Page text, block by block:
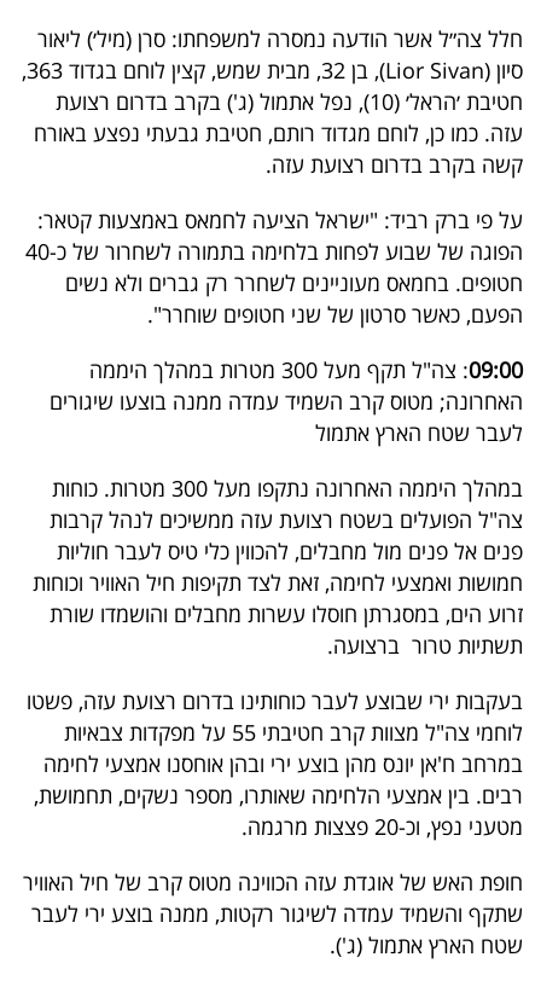
אחרינו:
חלל צה״ל אשר הודעה נמסרה למשפחתו: סרן (מיל׳) ליאור
סיון (Lior Sivan), בן 32, מבית שמש, קצין לוחם בגדוד 363,
חטיבת ׳הראל׳ (10), נפל אתמול (ג') בקרב בדרום רצועת
עזה. כמו כן, לוחם מגדוד רותם, חטיבת גבעתי נפצע באורח
קשה בקרב בדרום רצועת עזה.
על פי ברק רביד: "‏ישראל הציעה לחמאס באמצעות קטאר:
הפוגה של שבוע לפחות בלחימה בתמורה לשחרור של כ-40
חטופים. בחמאס מעוניינים לשחרר רק גברים ולא נשים
הפעם, כאשר סרטון של שני חטופים שוחרר".
09:00
: צה"ל תקף מעל 300 מטרות במהלך היממה
האחרונה; מטוס קרב השמיד עמדה ממנה בוצעו שיגורים
לעבר שטח הארץ אתמול
במהלך היממה האחרונה נתקפו מעל 300 מטרות. כוחות
צה"ל הפועלים בשטח רצועת עזה ממשיכים לנהל קרבות
פנים אל פנים מול מחבלים, להכווין כלי טיס לעבר חוליות
חמושות ואמצעי לחימה, זאת לצד תקיפות חיל האוויר וכוחות
זרוע הים, במסגרתן חוסלו עשרות מחבלים והושמדו שורת
תשתיות טרור ברצועה.
בעקבות ירי שבוצע לעבר כוחותינו בדרום רצועת עזה, פשטו
לוחמי צה"ל מצוות קרב חטיבתי 55 על מפקדות צבאיות
במרחב ח'אן יונס מהן בוצע ירי ובהן אוחסנו אמצעי לחימה
רבים. בין אמצעי הלחימה שאותרו, מספר נשקים, תחמושת,
מטעני נפץ, וכ-20 פצצות מרגמה.
חופת האש של אוגדת עזה הכווינה מטוס קרב של חיל האוויר
שתקף והשמיד עמדה לשיגור רקטות, ממנה בוצע ירי לעבר
שטח הארץ אתמול (ג').